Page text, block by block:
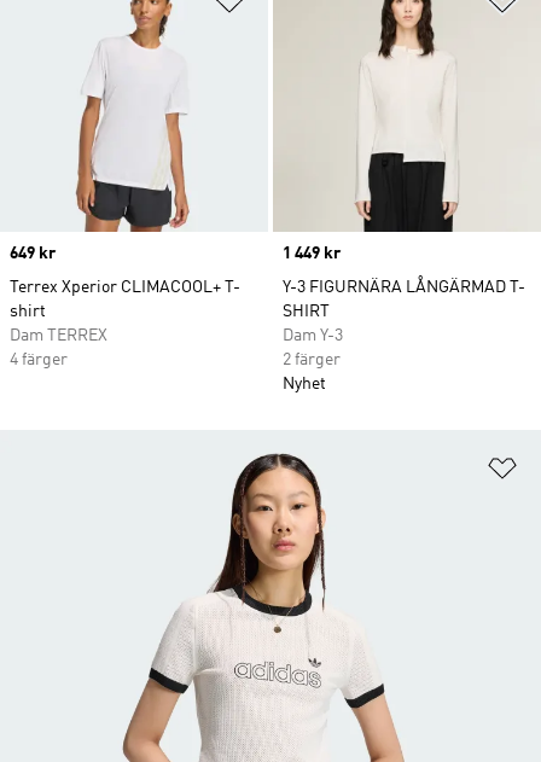
Price
649 kr
Terrex Xperior CLIMACOOL+ T-
shirt
Dam TERREX
4 färger
Price
1 449 kr
Y-3 FIGURNÄRA LÅNGÄRMAD T-
SHIRT
Dam Y-3
2 färger
Nyhet